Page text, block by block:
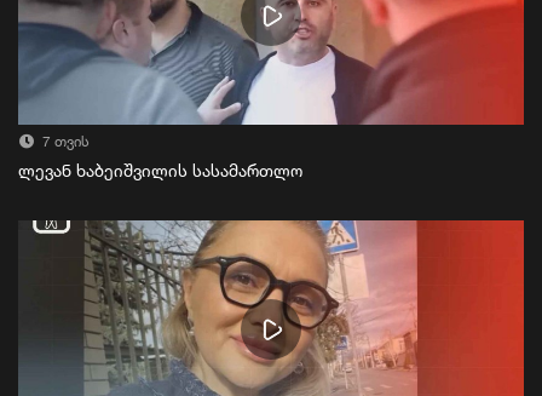
7 თვის
ლევან ხაბეიშვილის სასამართლო